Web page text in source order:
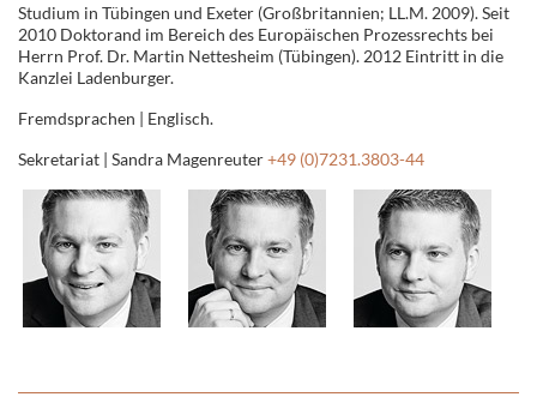
Studium in Tübingen und Exeter (Großbritannien; LL.M. 2009). Seit
2010 Doktorand im Bereich des Europäischen Prozessrechts bei
Herrn Prof. Dr. Martin Nettesheim (Tübingen). 2012 Eintritt in die
Kanzlei Ladenburger.
Fremdsprachen | Englisch.
Sekretariat | Sandra Magenreuter+49 (0)7231.3803-44